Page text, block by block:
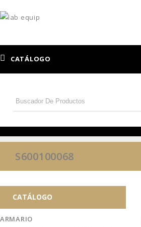
CATÁLOGO
S600100068
CATÁLOGO
ARMARIO